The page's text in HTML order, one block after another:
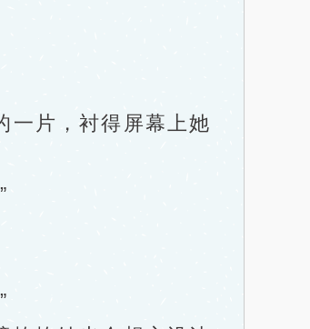
片，衬得屏幕上她